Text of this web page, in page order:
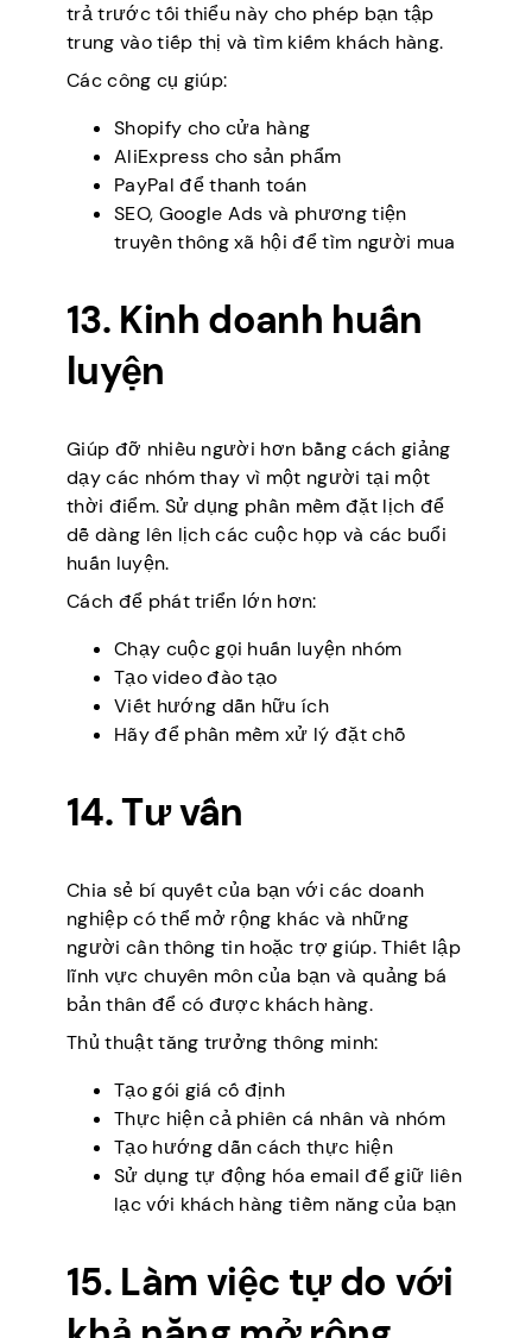
trả trước tối thiểu này cho phép bạn tập
trung vào tiếp thị và tìm kiếm khách hàng.
Các công cụ giúp:
Shopify cho cửa hàng
AliExpress cho sản phẩm
PayPal để thanh toán
SEO, Google Ads và phương tiện
truyền thông xã hội để tìm người mua
13. Kinh doanh huấn
luyện
Giúp đỡ nhiều người hơn bằng cách giảng
dạy các nhóm thay vì một người tại một
thời điểm. Sử dụng phần mềm đặt lịch để
dễ dàng lên lịch các cuộc họp và các buổi
huấn luyện.
Cách để phát triển lớn hơn:
Chạy cuộc gọi huấn luyện nhóm
Tạo video đào tạo
Viết hướng dẫn hữu ích
Hãy để phần mềm xử lý đặt chỗ
14. Tư vấn
Chia sẻ bí quyết của bạn với các doanh
nghiệp có thể mở rộng khác và những
người cần thông tin hoặc trợ giúp. Thiết lập
lĩnh vực chuyên môn của bạn và quảng bá
bản thân để có được khách hàng.
Thủ thuật tăng trưởng thông minh:
Tạo gói giá cố định
Thực hiện cả phiên cá nhân và nhóm
Tạo hướng dẫn cách thực hiện
Sử dụng tự động hóa email để giữ liên
lạc với khách hàng tiềm năng của bạn
15. Làm việc tự do với